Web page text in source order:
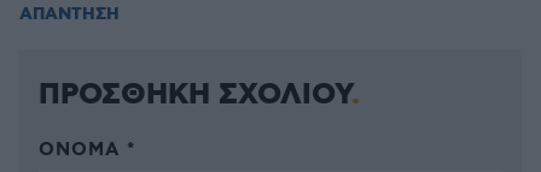
ΑΠΑΝΤΗΣΗ
ΠΡΟΣΘΗΚΗ ΣΧΟΛΙΟΥ
ΌΝΟΜΑ *